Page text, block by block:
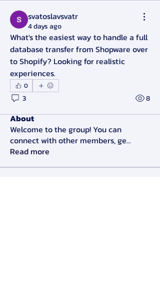
svatoslavsvatr
4 days ago
What's the easiest way to handle a full
database transfer from Shopware over
to Shopify? Looking for realistic
experiences.
0
3 8
About
Welcome to the group! You can
connect with other members, ge...
Read more